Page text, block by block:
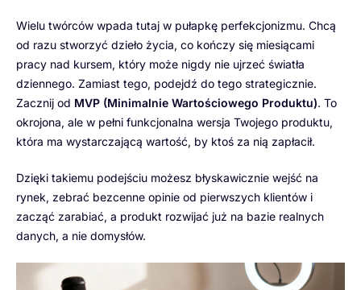
Wielu twórców wpada tutaj w pułapkę perfekcjonizmu. Chcą
od razu stworzyć dzieło życia, co kończy się miesiącami
pracy nad kursem, który może nigdy nie ujrzeć światła
dziennego. Zamiast tego, podejdź do tego strategicznie.
Zacznij od MVP (Minimalnie Wartościowego Produktu). To
okrojona, ale w pełni funkcjonalna wersja Twojego produktu,
która ma wystarczającą wartość, by ktoś za nią zapłacił.
Dzięki takiemu podejściu możesz błyskawicznie wejść na
rynek, zebrać bezcenne opinie od pierwszych klientów i
zacząć zarabiać, a produkt rozwijać już na bazie realnych
danych, a nie domysłów.